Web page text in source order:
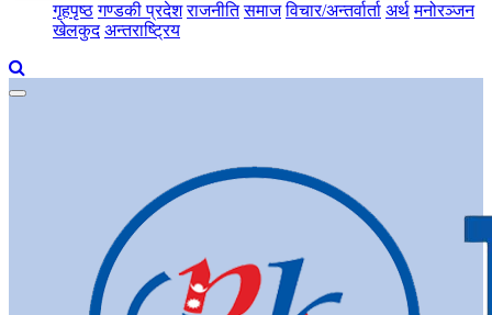
गृहपृष्ठ गण्डकी प्रदेश राजनीति समाज विचार/अन्तर्वार्ता अर्थ मनोरञ्जन
खेलकुद अन्तराष्ट्रिय